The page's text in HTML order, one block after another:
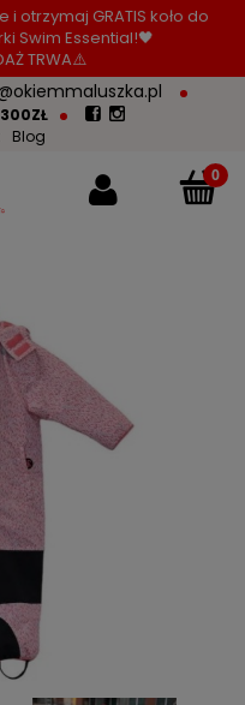
otrzymaj GRATIS koło do
Swim Essential!🖤
TRWA⚠️
Blog